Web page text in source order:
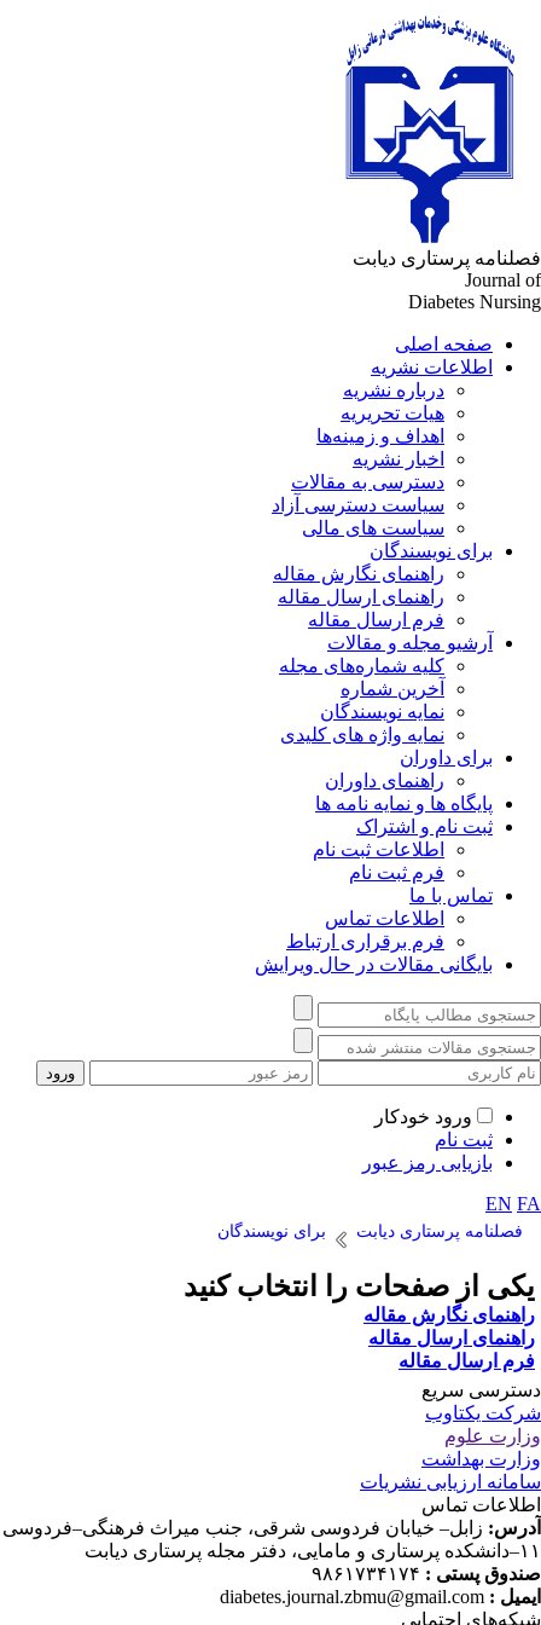
پرستاری دیابت
Journal
Diabetes
صفحه اصلی
اطلاعات نشریه
درباره نشریه
هیات تحریریه
اهداف و زمینه‌ها
اخبار نشریه
دسترسی به مقالات
سیاست دسترسی آزاد
سیاست های مالی
برای نویسندگان
راهنمای نگارش مقاله
راهنمای ارسال مقاله
فرم ارسال مقاله
آرشیو مجله و مقالات
کلیه شماره‌های مجله
آخرین شماره
نمایه نویسندگان
نمایه واژه های کلیدی
برای داوران
راهنمای داوران
پایگاه ها و نمایه نامه ها
ثبت نام و اشتراک
اطلاعات ثبت نام
فرم ثبت نام
تماس با ما
اطلاعات تماس
فرم برقراری ارتباط
بایگانی مقالات در حال ویرایش
ورود خودکار
ثبت نام
بازیابی رمز عبور
EN
فصلنامه پرستاری دیابت برای نویسندگان
از صفحات را انتخاب کنید
نگارش مقاله
ارسال مقاله
ارسال مقاله
سریع
یکتاوب
علوم
بهداشت
ارزیابی نشریات
تماس
زابل– خیابان فردوسی شرقی، جنب میراث فرهنگی–فردوسی
پرستاری دیابت
پستی : ۹۸۶۱۷۳۴۱۷۴
:
diabetes.journal.zbmu@gmail.com
اجتمایی